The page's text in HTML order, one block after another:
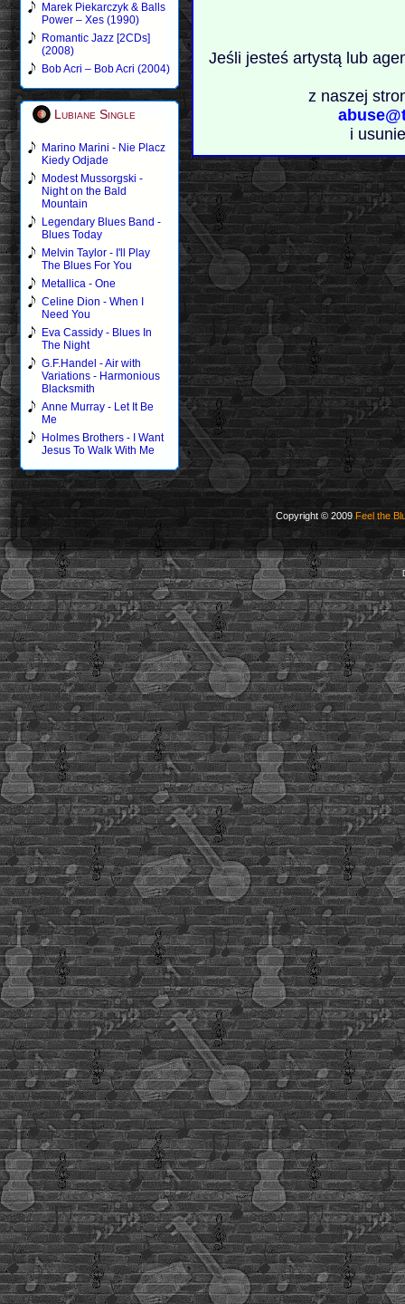
Marek Piekarczyk & Balls
Power – Xes (1990)
Romantic Jazz [2CDs]
(2008)
Bob Acri – Bob Acri (2004)
Lubiane Single
Marino Marini - Nie Placz
Kiedy Odjade
Modest Mussorgski -
Night on the Bald
Mountain
Legendary Blues Band -
Blues Today
Melvin Taylor - I'll Play
The Blues For You
Metallica - One
Celine Dion - When I
Need You
Eva Cassidy - Blues In
The Night
G.F.Handel - Air with
Variations - Harmonious
Blacksmith
Anne Murray - Let It Be
Me
Holmes Brothers - I Want
Jesus To Walk With Me
Jeśli jesteś artystą lub
z naszej
i
Copyright © 2009Feel the